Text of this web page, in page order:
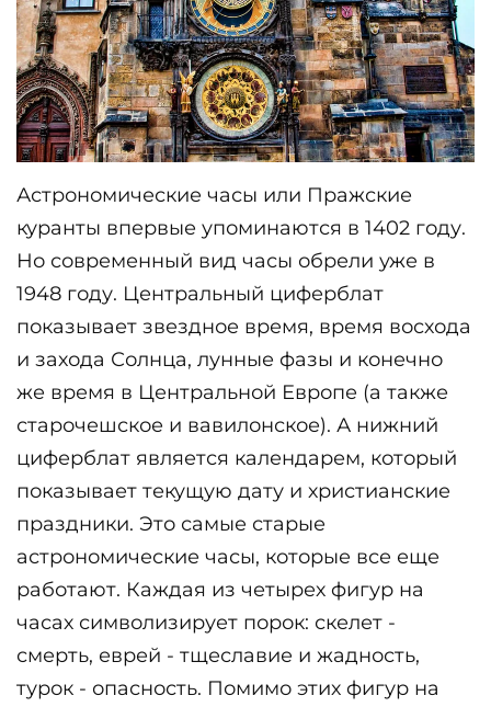
Астрономические часы или Пражские
куранты впервые упоминаются в 1402 году.
Но современный вид часы обрели уже в
1948 году. Центральный циферблат
показывает звездное время, время восхода
и захода Солнца, лунные фазы и конечно
же время в Центральной Европе (а также
старочешское и вавилонское). А нижний
циферблат является календарем, который
показывает текущую дату и христианские
праздники. Это самые старые
астрономические часы, которые все еще
работают. Каждая из четырех фигур на
часах символизирует порок: скелет -
смерть, еврей - тщеславие и жадность,
турок - опасность. Помимо этих фигур на